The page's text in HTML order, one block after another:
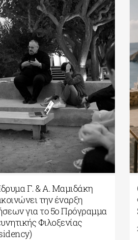
Γ. & Α. Μαμιδάκη
την έναρξη
για το 5ο Πρόγραμμα
Φιλοξενίας